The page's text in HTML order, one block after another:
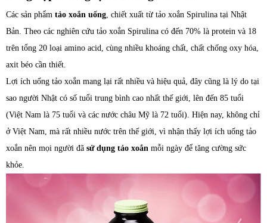
Các sản phẩm tảo xoắn uống, chiết xuất từ tảo xoắn Spirulina tại Nhật
Bản. Theo các nghiên cứu tảo xoắn Spirulina có đến 70% là protein và 18
trên tổng 20 loại amino acid, cùng nhiều khoáng chất, chất chống oxy hóa,
axit béo cần thiết.
Lợi ích uống tảo xoắn mang lại rất nhiều và hiệu quả, đây cũng là lý do tại
sao người Nhật có số tuổi trung bình cao nhất thế giới, lên đến 85 tuổi
(Việt Nam là 75 tuổi và các nước châu Mỹ là 72 tuổi). Hiện nay, không chỉ
ở Việt Nam, mà rất nhiều nước trên thế giới, vì nhận thấy lợi ích uống tảo
xoắn nên mọi người đã sử dụng tảo xoắn mỗi ngày để tăng cường sức
khỏe.